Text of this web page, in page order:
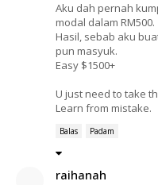
Aku dah pernah
modal dalam RM500.
Hasil, sebab aku
pun masyuk.
Easy $1500+
U just need to take
Learn from mistake.
Balas Padam
raihanah